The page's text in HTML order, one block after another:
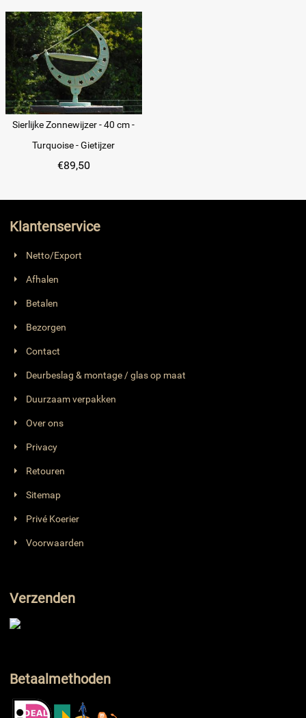
Sierlijke Zonnewijzer - 40 cm -
Turquoise - Gietijzer
€89,50
Klantenservice
Netto/Export
Afhalen
Betalen
Bezorgen
Contact
Deurbeslag & montage / glas op maat
Duurzaam verpakken
Over ons
Privacy
Retouren
Sitemap
Privé Koerier
Voorwaarden
Verzenden
Betaalmethoden